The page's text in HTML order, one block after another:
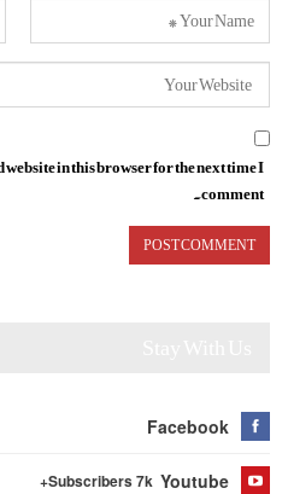
website in this browser for the next time I
comment.
Facebook
Youtube
Subscribers 7k+